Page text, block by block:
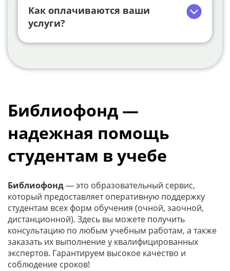
Как оплачиваются ваши
услуги?
Библиофонд —
надежная помощь
студентам в учебе
Библиофонд— это образовательный сервис,
который предоставляет оперативную поддержку
студентам всех форм обучения (очной, заочной,
дистанционной). Здесь вы можете получить
консультацию по любым учебным работам, а также
заказать их выполнение у квалифицированных
экспертов. Гарантируем высокое качество и
соблюдение сроков!